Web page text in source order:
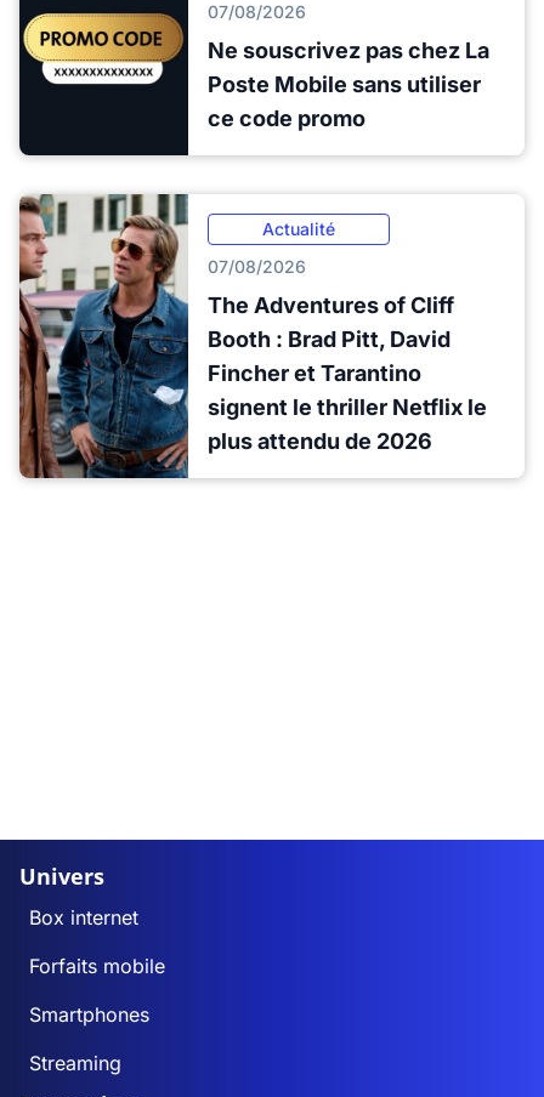
07/08/2026
Ne souscrivez pas chez La
Poste Mobile sans utiliser
ce code promo
Actualité
07/08/2026
The Adventures of Cliff
Booth : Brad Pitt, David
Fincher et Tarantino
signent le thriller Netflix le
plus attendu de 2026
Univers
Box internet
Forfaits mobile
Smartphones
Streaming